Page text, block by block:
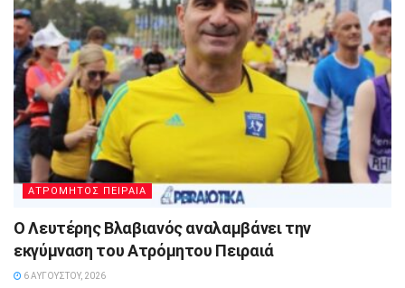
ΑΤΡΟΜΗΤΟΣ ΠΕΙΡΑΙΑ
Ο Λευτέρης Βλαβιανός αναλαμβάνει την
εκγύμναση του Ατρόμητου Πειραιά
6 ΑΥΓΟΎΣΤΟΥ, 2026